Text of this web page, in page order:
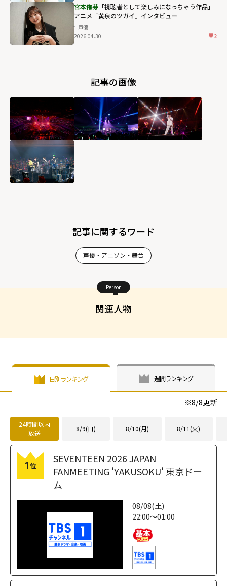
宮本侑芽 「視聴者として楽しみになっちゃう作品」
アニメ『黄泉のツガイ』インタビュー
声優
2026.04.30
2
記事の画像
記事に関するワード
声優・アニソン・舞台
Person
関連人物
日別ランキング 週間ランキング
※8/8更新
24時間以内
放送
8/9(日) 8/10(月) 8/11(火)
1位
SEVENTEEN 2026 JAPAN
FANMEETING 'YAKUSOKU' 東京ドー
ム
08/08(土)
22:00～01:00